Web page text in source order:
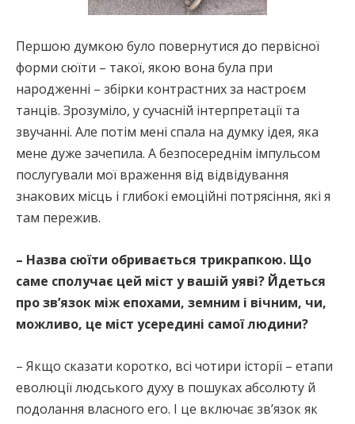
Першою думкою було повернутися до первісної
форми сюїти – такої, якою вона була при
народженні – збірки контрастних за настроєм
танців. Зрозуміло, у сучасній інтерпретації та
звучанні. Але потім мені спала на думку ідея, яка
мене дуже зачепила. А безпосереднім імпульсом
послугували мої враження від відвідування
знакових місць і глибокі емоційні потрясіння, які я
там пережив.
– Назва сюїти обривається трикрапкою. Що
саме сполучає цей міст у вашій уяві? Йдеться
про зв’язок між епохами, земним і вічним, чи,
можливо, це міст усередині самої людини?
– Якщо сказати коротко, всі чотири історії – етапи
еволюції людського духу в пошуках абсолюту й
подолання власного его. І це включає зв’язок як